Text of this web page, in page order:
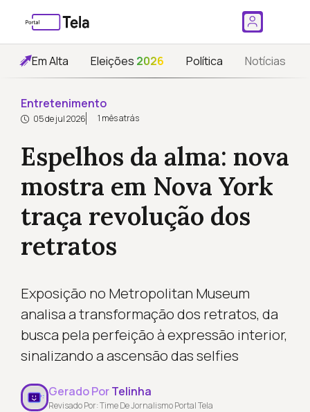
Em Alta Eleições 2026 Política Notícias
Entretenimento
05 de jul 2026 1 mês atrás
Espelhos da alma: nova
mostra em Nova York
traça revolução dos
retratos
Exposição no Metropolitan Museum
analisa a transformação dos retratos, da
busca pela perfeição à expressão interior,
sinalizando a ascensão das selfies
Gerado PorTelinha
Revisado Por: Time De Jornalismo Portal Tela